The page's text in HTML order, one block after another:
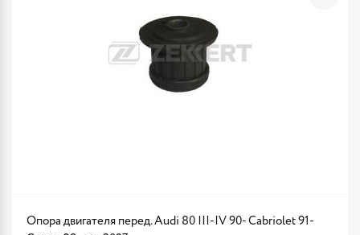
Опора двигателя перед. Audi 80 III-IV 90- Cabriolet 91-